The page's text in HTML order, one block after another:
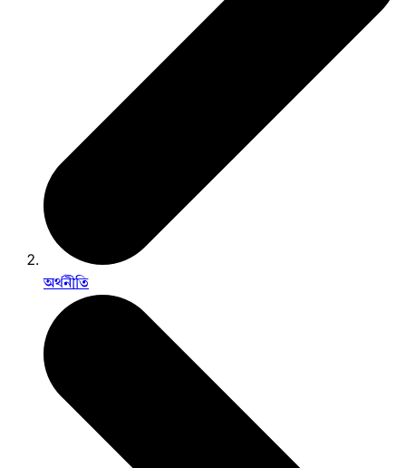
অর্থনীতি